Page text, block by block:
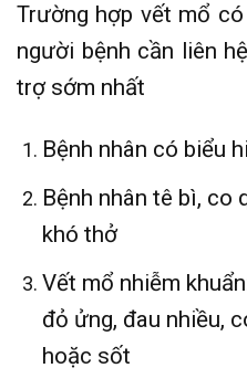
Trường hợp vết mổ
người bệnh cần liên
trợ sớm nhất
Bệnh nhân có biểu
Bệnh nhân tê bì, co
khó thở
Vết mổ nhiễm
đỏ ửng, đau nhiều,
hoặc sốt